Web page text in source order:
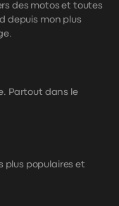
des motos et toutes
depuis mon plus
Partout dans le
plus populaires et